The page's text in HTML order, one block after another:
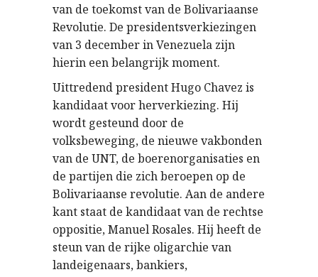
van de toekomst van de Bolivariaanse
Revolutie. De presidentsverkiezingen
van 3 december in Venezuela zijn
hierin een belangrijk moment.
Uittredend president Hugo Chavez is
kandidaat voor herverkiezing. Hij
wordt gesteund door de
volksbeweging, de nieuwe vakbonden
van de UNT, de boerenorganisaties en
de partijen die zich beroepen op de
Bolivariaanse revolutie. Aan de andere
kant staat de kandidaat van de rechtse
oppositie, Manuel Rosales. Hij heeft de
steun van de rijke oligarchie van
landeigenaars, bankiers,